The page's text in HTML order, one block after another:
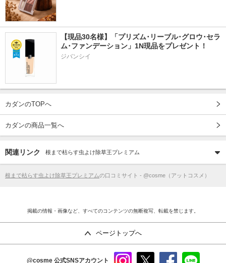
【現品30名様】「プリズム･リーブル･グロウ･セラ
ジバンシイ
カダンのTOPへ
カダンの商品一覧へ
関連リンク 根まで枯らす虫よけ除草王プレミアム
根まで枯らす虫よけ除草王プレミアムの口コミサイト - @cosme（アットコスメ）
掲載の情報・画像など、すべてのコンテンツの無断複写、転載を禁じます。
ページトップへ
@cosme 公式SNSアカウント